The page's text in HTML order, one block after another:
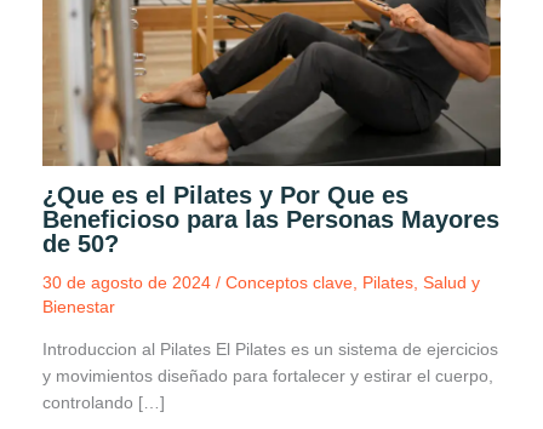
¿Que es el Pilates y Por Que es
Beneficioso para las Personas Mayores
de 50?
30 de agosto de 2024 / Conceptos clave, Pilates, Salud y
Bienestar
Introduccion al Pilates El Pilates es un sistema de ejercicios
y movimientos diseñado para fortalecer y estirar el cuerpo,
controlando […]